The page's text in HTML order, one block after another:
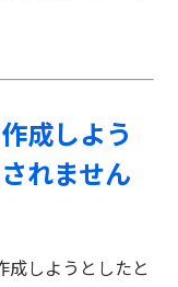
成しよう
れません
成しようとしたと